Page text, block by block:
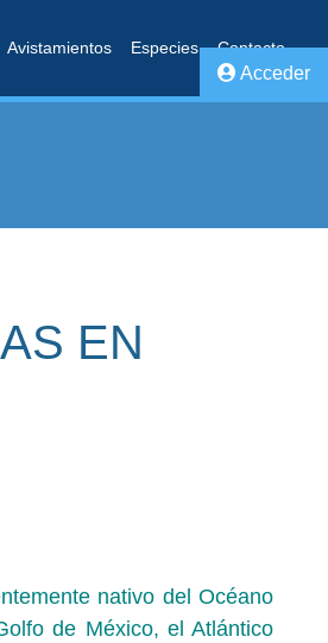
Avistamientos Especies Contacto
Acceder
EN
nativo del Océano
de México, el Atlántico